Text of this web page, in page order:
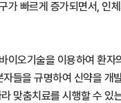
가 빠르게 증가되면서, 인
이오기술을 이용하여 환
들을 규명하여 신약을 개
맞춤치료를 시행할 수 있